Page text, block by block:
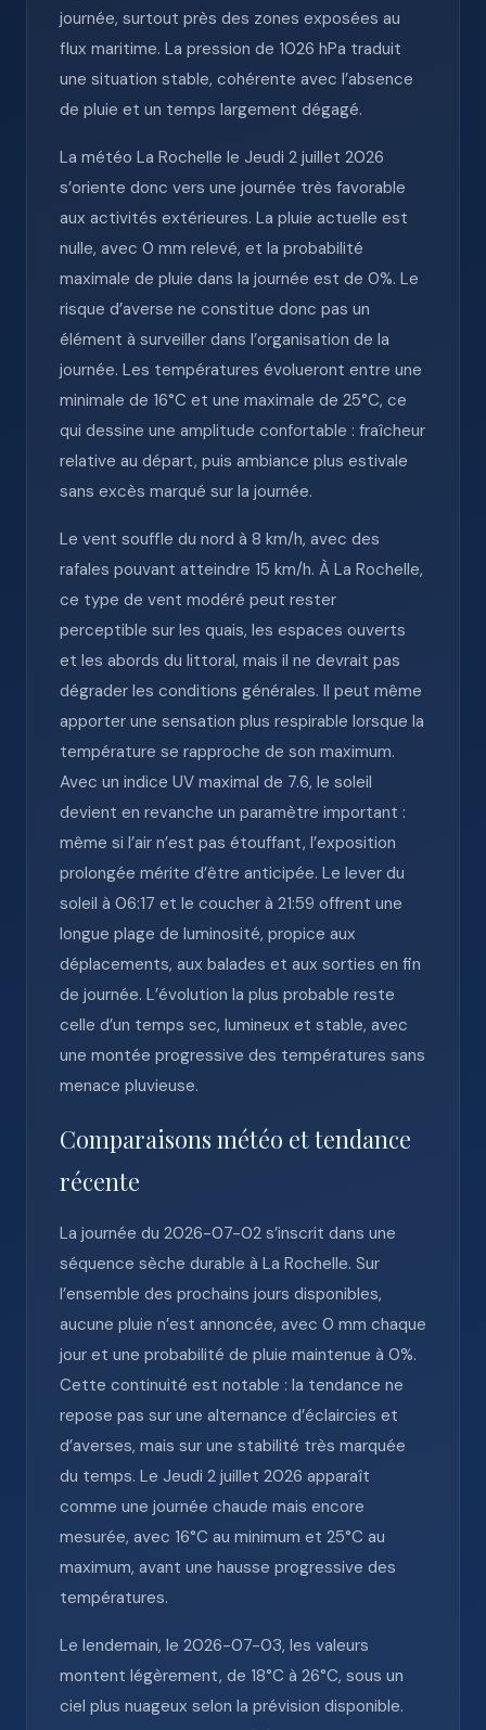
journée, surtout près des zones exposées au
flux maritime. La pression de 1026 hPa traduit
une situation stable, cohérente avec l’absence
de pluie et un temps largement dégagé.
La météo La Rochelle le Jeudi 2 juillet 2026
s’oriente donc vers une journée très favorable
aux activités extérieures. La pluie actuelle est
nulle, avec 0 mm relevé, et la probabilité
maximale de pluie dans la journée est de 0%. Le
risque d’averse ne constitue donc pas un
élément à surveiller dans l’organisation de la
journée. Les températures évolueront entre une
minimale de 16°C et une maximale de 25°C, ce
qui dessine une amplitude confortable : fraîcheur
relative au départ, puis ambiance plus estivale
sans excès marqué sur la journée.
Le vent souffle du nord à 8 km/h, avec des
rafales pouvant atteindre 15 km/h. À La Rochelle,
ce type de vent modéré peut rester
perceptible sur les quais, les espaces ouverts
et les abords du littoral, mais il ne devrait pas
dégrader les conditions générales. Il peut même
apporter une sensation plus respirable lorsque la
température se rapproche de son maximum.
Avec un indice UV maximal de 7.6, le soleil
devient en revanche un paramètre important :
même si l’air n’est pas étouffant, l’exposition
prolongée mérite d’être anticipée. Le lever du
soleil à 06:17 et le coucher à 21:59 offrent une
longue plage de luminosité, propice aux
déplacements, aux balades et aux sorties en fin
de journée. L’évolution la plus probable reste
celle d’un temps sec, lumineux et stable, avec
une montée progressive des températures sans
menace pluvieuse.
Comparaisons météo et tendance
récente
La journée du 2026-07-02 s’inscrit dans une
séquence sèche durable à La Rochelle. Sur
l’ensemble des prochains jours disponibles,
aucune pluie n’est annoncée, avec 0 mm chaque
jour et une probabilité de pluie maintenue à 0%.
Cette continuité est notable : la tendance ne
repose pas sur une alternance d’éclaircies et
d’averses, mais sur une stabilité très marquée
du temps. Le Jeudi 2 juillet 2026 apparaît
comme une journée chaude mais encore
mesurée, avec 16°C au minimum et 25°C au
maximum, avant une hausse progressive des
températures.
Le lendemain, le 2026-07-03, les valeurs
montent légèrement, de 18°C à 26°C, sous un
ciel plus nuageux selon la prévision disponible.